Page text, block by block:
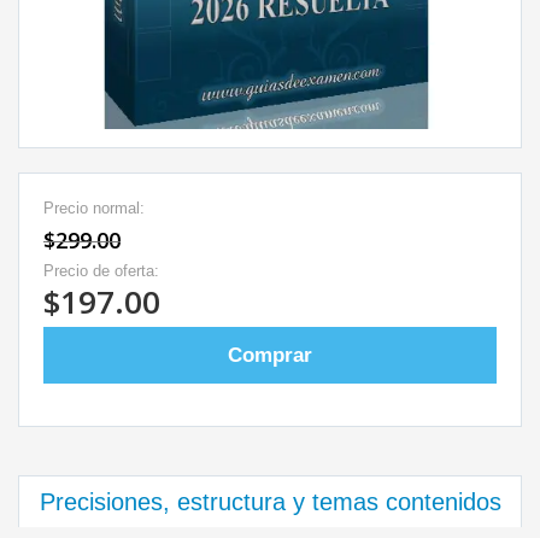
Precio normal:
$299.00
Precio de oferta:
$197.00
Comprar
Precisiones, estructura y temas contenidos